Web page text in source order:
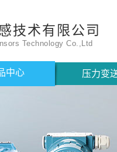
技术有限公司
Technology Co.,Ltd
中心 压力变